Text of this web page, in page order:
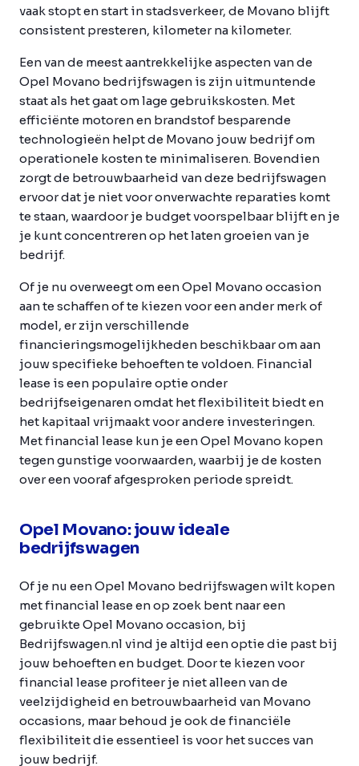
vaak stopt en start in stadsverkeer, de Movano blijft
consistent presteren, kilometer na kilometer.
Een van de meest aantrekkelijke aspecten van de
Opel Movano bedrijfswagen is zijn uitmuntende
staat als het gaat om lage gebruikskosten. Met
efficiënte motoren en brandstof besparende
technologieën helpt de Movano jouw bedrijf om
operationele kosten te minimaliseren. Bovendien
zorgt de betrouwbaarheid van deze bedrijfswagen
ervoor dat je niet voor onverwachte reparaties komt
te staan, waardoor je budget voorspelbaar blijft en je
je kunt concentreren op het laten groeien van je
bedrijf.
Of je nu overweegt om een Opel Movano occasion
aan te schaffen of te kiezen voor een ander merk of
model, er zijn verschillende
financieringsmogelijkheden beschikbaar om aan
jouw specifieke behoeften te voldoen. Financial
lease is een populaire optie onder
bedrijfseigenaren omdat het flexibiliteit biedt en
het kapitaal vrijmaakt voor andere investeringen.
Met financial lease kun je een Opel Movano kopen
tegen gunstige voorwaarden, waarbij je de kosten
over een vooraf afgesproken periode spreidt.
Opel Movano: jouw ideale
bedrijfswagen
Of je nu een Opel Movano bedrijfswagen wilt kopen
met financial lease en op zoek bent naar een
gebruikte Opel Movano occasion, bij
Bedrijfswagen.nl vind je altijd een optie die past bij
jouw behoeften en budget. Door te kiezen voor
financial lease profiteer je niet alleen van de
veelzijdigheid en betrouwbaarheid van Movano
occasions, maar behoud je ook de financiële
flexibiliteit die essentieel is voor het succes van
jouw bedrijf.